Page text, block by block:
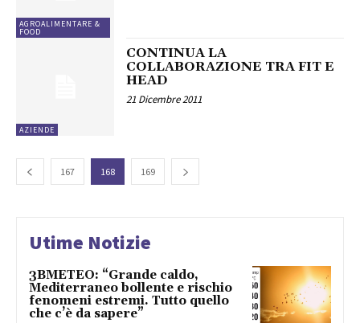
AGROALIMENTARE &
FOOD
AZIENDE
CONTINUA LA
COLLABORAZIONE TRA FIT E
HEAD
21 Dicembre 2011
167 168 169
Utime Notizie
3BMETEO: “Grande caldo,
Mediterraneo bollente e rischio
fenomeni estremi. Tutto quello
che c’è da sapere”